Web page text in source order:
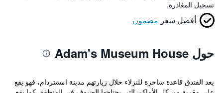
تسجيل المغادرة.
أفضل سعر مضمون
حول Adam's Museum House
يعد الفندق قاعدة ساحرة للنزلاء خلال زيارتهم مدينة امستردام، فهو يقع